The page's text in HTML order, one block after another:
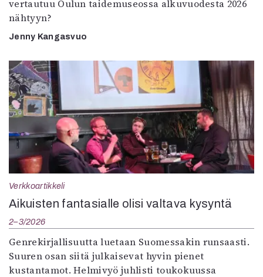
vertautuu Oulun taidemuseossa alkuvuodesta 2026
nähtyyn?
Jenny Kangasvuo
Verkkoartikkeli
Aikuisten fantasialle olisi valtava kysyntä
2–3/2026
Genrekirjallisuutta luetaan Suomessakin runsaasti.
Suuren osan siitä julkaisevat hyvin pienet
kustantamot. Helmivyö juhlisti toukokuussa